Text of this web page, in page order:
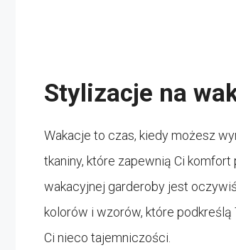
Stylizacje na
Wakacje to czas, kiedy możesz
tkaniny, które zapewnią Ci
wakacyjnej garderoby jest
kolorów i wzorów, które
Ci nieco tajemniczości.